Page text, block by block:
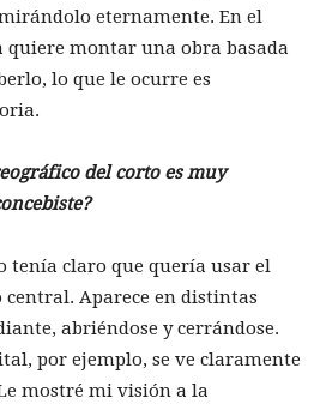
eternamente. En el
montar una obra basada
lo que le ocurre es
del corto es muy
tenía claro que quería usar el
Aparece en distintas
abriéndose y cerrándose.
por ejemplo, se ve claramente
mostré mi visión a la